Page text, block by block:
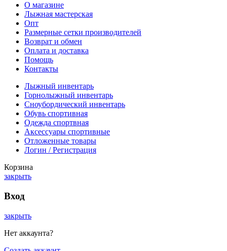
О магазине
Лыжная мастерская
Опт
Размерные сетки производителей
Возврат и обмен
Оплата и доставка
Помощь
Контакты
Лыжный инвентарь
Горнолыжный инвентарь
Сноубордический инвентарь
Обувь спортивная
Одежда спортвная
Аксессуары спортивные
Отложенные товары
Логин / Регистрация
Корзина
закрыть
Вход
закрыть
Нет аккаунта?